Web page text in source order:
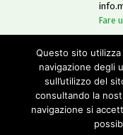
Fare
Questo sito utilizza
navigazione degli
sull’utilizzo del
consultando la
navigazione si